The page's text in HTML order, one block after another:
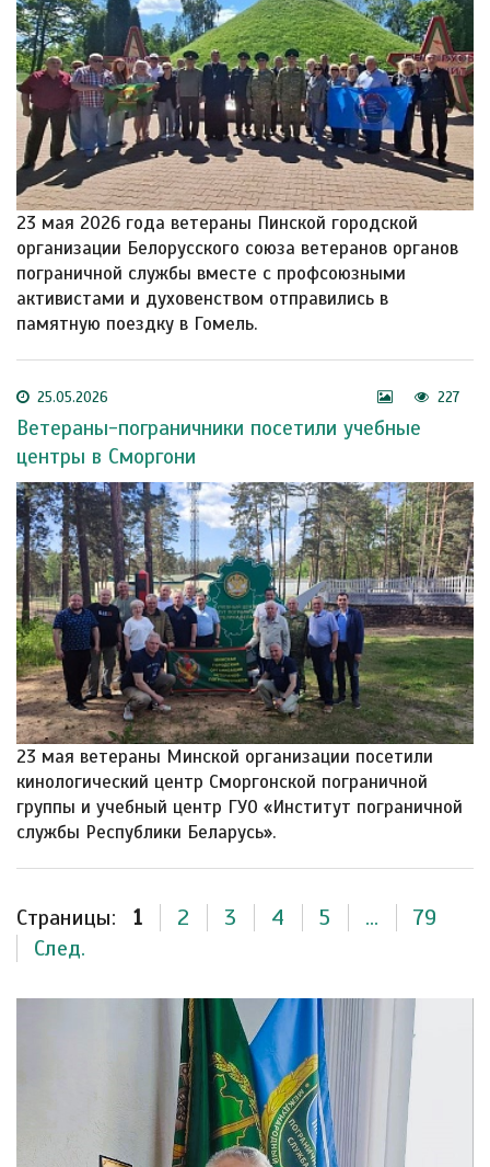
23 мая 2026 года ветераны Пинской городской
организации Белорусского союза ветеранов органов
пограничной службы вместе с профсоюзными
активистами и духовенством отправились в
памятную поездку в Гомель.
25.05.2026 227
Ветераны-пограничники посетили учебные
центры в Сморгони
23 мая ветераны Минской организации посетили
кинологический центр Сморгонской пограничной
группы и учебный центр ГУО «Институт пограничной
службы Республики Беларусь».
Страницы: 1 2 3 4 5 ...
79
След.